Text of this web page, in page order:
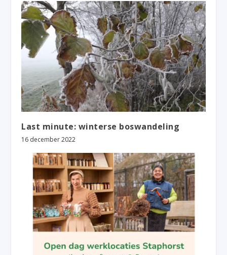
Last minute: winterse boswandeling
16 december 2022